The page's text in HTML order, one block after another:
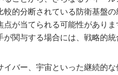
的分断されている防衛基盤
が当てられる可能性がありま
関与する場合には、戦略的
バー、宇宙といった継続的な